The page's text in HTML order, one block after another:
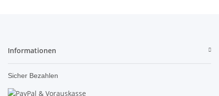
Informationen
Sicher Bezahlen